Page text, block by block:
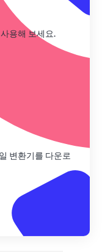
용해 보세요.
변환기를 다운로